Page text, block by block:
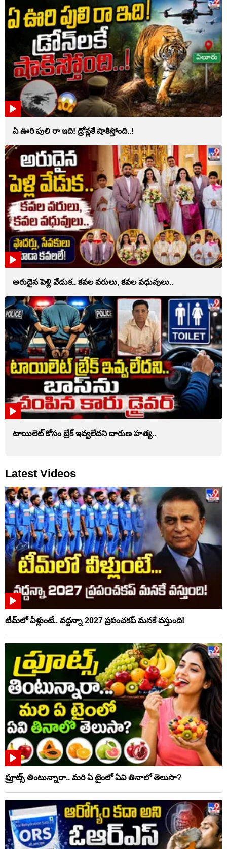
ఏ ఊరి పులి రా ఇది! డ్రోన్లకే షాకిస్తోంది..!
అరుదైన పెళ్లి వేడుక.. కవల వరులు, కవల వధువులు..
టాయిలెట్‌ కోసం బ్రేక్‌ ఇవ్వలేదని దారుణ హత్య..
Latest Videos
టీమ్‌లో వీళ్లుంటే.. వద్దన్నా 2027 ప్రపంచకప్‌ మనకే వస్తుంది!
ఫ్రూట్స్‌ తింటున్నారా.. మరి ఏ టైంలో ఏవి తినాలో తెలుసా?